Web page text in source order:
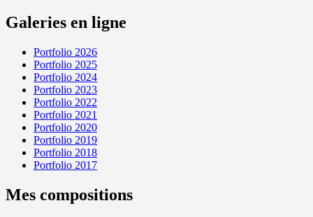
Galeries en ligne
Portfolio 2026
Portfolio 2025
Portfolio 2024
Portfolio 2023
Portfolio 2022
Portfolio 2021
Portfolio 2020
Portfolio 2019
Portfolio 2018
Portfolio 2017
Mes compositions